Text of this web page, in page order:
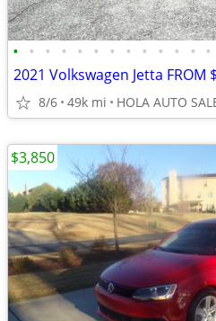
• • • • • • • • • • • • •
8/6 49k mi HOLA AUTO
$3,850